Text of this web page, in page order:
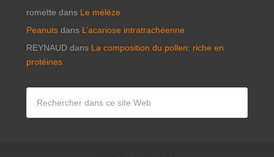
romette dans Le mélèze
Peanutsdans L’acariose intratrachéenne
REYNAUDdans La composition du pollen: riche en
protéines